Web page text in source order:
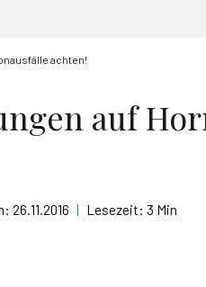
achten!
auf
26.11.2016 | Lesezeit: 3 Min